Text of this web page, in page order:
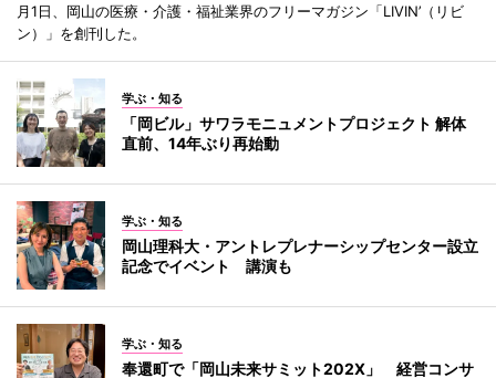
月1日、岡山の医療・介護・福祉業界のフリーマガジン「LIVIN’（リビ
ン）」を創刊した。
学ぶ・知る
「岡ビル」サワラモニュメントプロジェクト 解体
直前、14年ぶり再始動
学ぶ・知る
岡山理科大・アントレプレナーシップセンター設立
記念でイベント 講演も
学ぶ・知る
奉還町で「岡山未来サミット202X」 経営コンサ